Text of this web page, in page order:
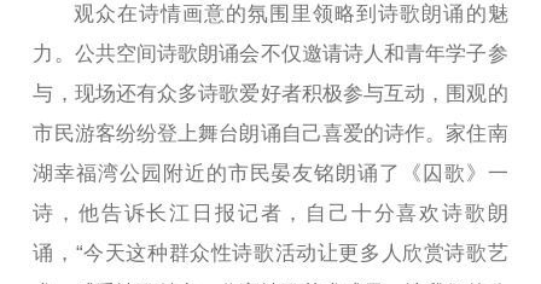
观众在诗情画意的氛围里领略到诗歌朗诵的魅
力。公共空间诗歌朗诵会不仅邀请诗人和青年学子参
与，现场还有众多诗歌爱好者积极参与互动，围观的
市民游客纷纷登上舞台朗诵自己喜爱的诗作。家住南
湖幸福湾公园附近的市民晏友铭朗诵了《囚歌》一
诗，他告诉长江日报记者，自己十分喜欢诗歌朗
诵，“今天这种群众性诗歌活动让更多人欣赏诗歌艺